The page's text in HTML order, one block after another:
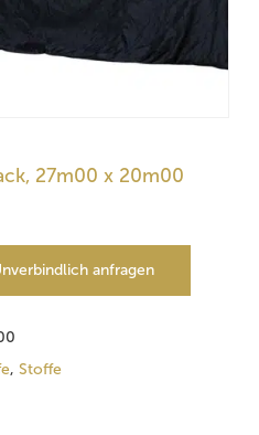
27m00 x 20m00
anfragen
, Stoffe